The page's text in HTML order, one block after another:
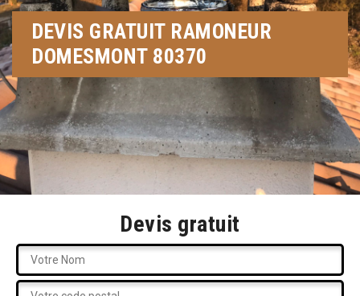
DEVIS GRATUIT RAMONEUR
DOMESMONT 80370
Devis gratuit